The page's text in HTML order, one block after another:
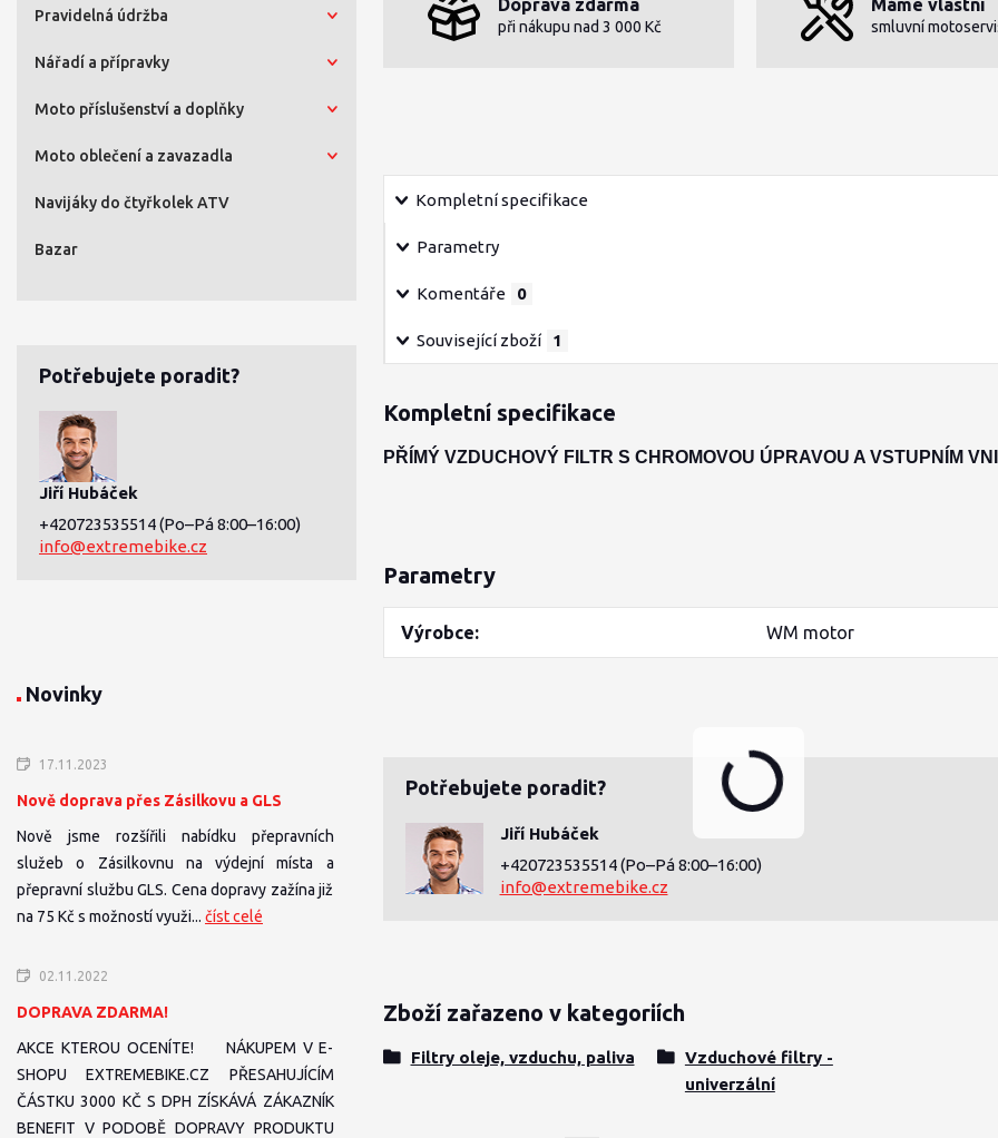
Pravidelná údržba
Nářadí a přípravky
Moto příslušenství a doplňky
Moto oblečení a zavazadla
Navijáky do čtyřkolek ATV
Bazar
Potřebujete poradit?
Jiří Hubáček
+420723535514(Po–Pá 8:00–16:00)
info@extremebike.cz
Novinky
17.11.2023
Nově doprava přes Zásilkovu a GLS
Nově jsme rozšířili nabídku přepravních
služeb o Zásilkovnu na výdejní místa a
přepravní službu GLS. Cena dopravy zažína již
na 75 Kč s možností využi... číst celé
02.11.2022
DOPRAVA ZDARMA!
AKCE KTEROU OCENÍTE! NÁKUPEM V E-
SHOPU EXTREMEBIKE.CZ PŘESAHUJÍCÍM
ČÁSTKU 3000 KČ S DPH ZÍSKÁVÁ ZÁKAZNÍK
BENEFIT V PODOBĚ DOPRAVY PRODUKTU
při nákupu nad 3 000 Kč smluvní
Kompletní specifikace
Parametry
Komentáře 0
Související zboží 1
Kompletní specifikace
PŘÍMÝ VZDUCHOVÝ FILTR S CHROMOVOU ÚPRAVOU A VSTUPNÍM
Parametry
Výrobce WM motor
Potřebujete poradit?
Jiří Hubáček
+420723535514(Po–Pá 8:00–16:00)
info@extremebike.cz
Zboží zařazeno v kategoriích
Filtry oleje, vzduchu, paliva
Vzduchové filtry -
univerzální